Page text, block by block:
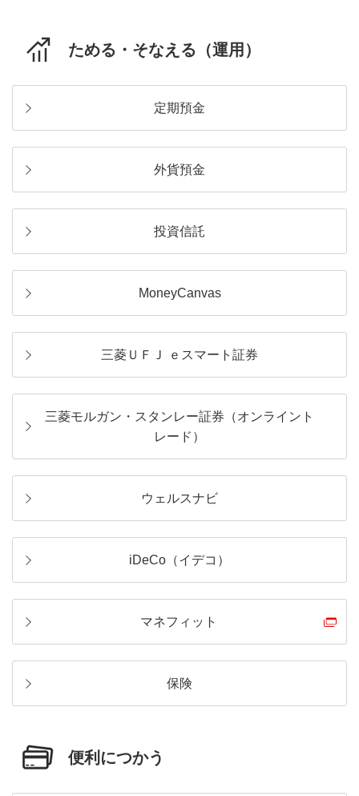
ためる・そなえる（運用）
定期預金
外貨預金
投資信託
MoneyCanvas
三菱ＵＦＪ ｅスマート証券
三菱モルガン・スタンレー証券（オンライント
レード）
ウェルスナビ
iDeCo（イデコ）
マネフィット
保険
便利につかう